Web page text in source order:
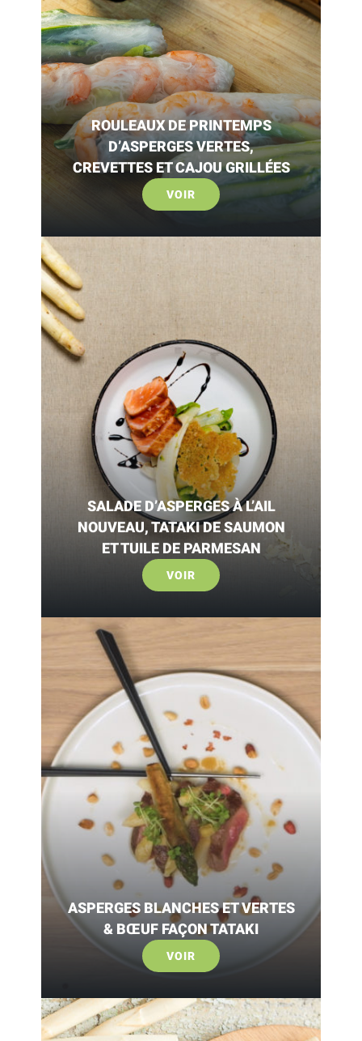
ROULEAUX DE PRINTEMPS
D’ASPERGES VERTES,
CREVETTES ET CAJOU GRILLÉES
VOIR
SALADE D’ASPERGES À L’AIL
NOUVEAU, TATAKI DE SAUMON
ET TUILE DE PARMESAN
VOIR
ASPERGES BLANCHES ET VERTES
& BŒUF FAÇON TATAKI
VOIR